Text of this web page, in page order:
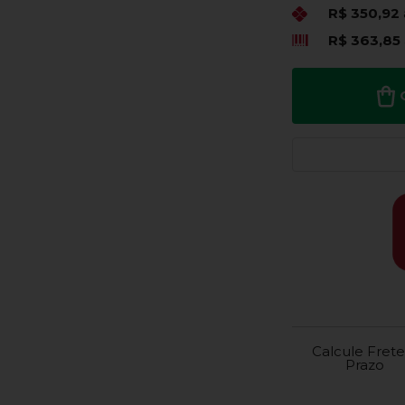
R$ 350,92
R$ 363,85
Calcule
Prazo